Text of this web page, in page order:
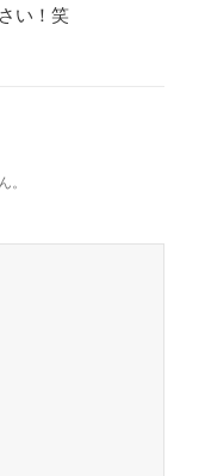
い！笑